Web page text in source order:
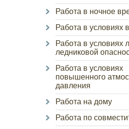
Работа в ночное
Работа в условиях
Работа в условиях
ледниковой
Работа в условиях
повышенного
давления
Работа на дому
Работа по